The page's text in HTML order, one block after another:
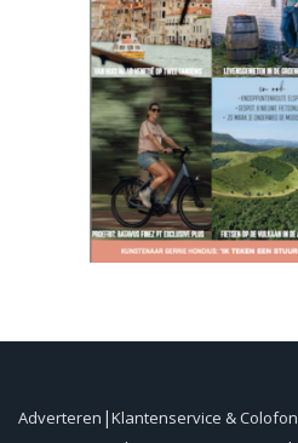
Adverteren Klantenservice & Colofon